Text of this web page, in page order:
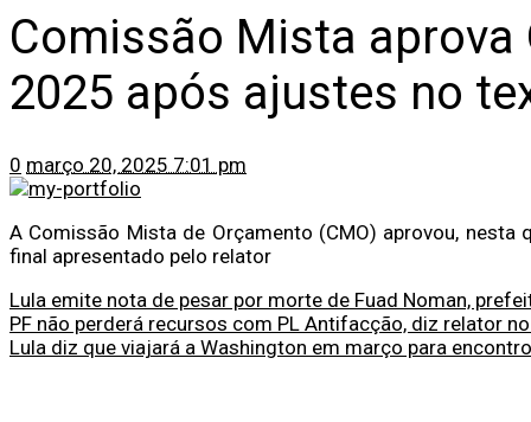
Comissão Mista aprova
2025 após ajustes no
0 março 20, 2025 7:01 pm
A Comissão Mista de Orçamento (CMO) aprovou,
final apresentado pelo relator
Lula emite nota de pesar por morte de Fuad Noman,
PF não perderá recursos com PL Antifacção, diz relator
Lula diz que viajará a Washington em março para